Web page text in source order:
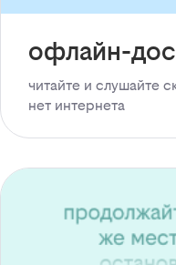
офлайн-
читайте и слушайте
нет интернета